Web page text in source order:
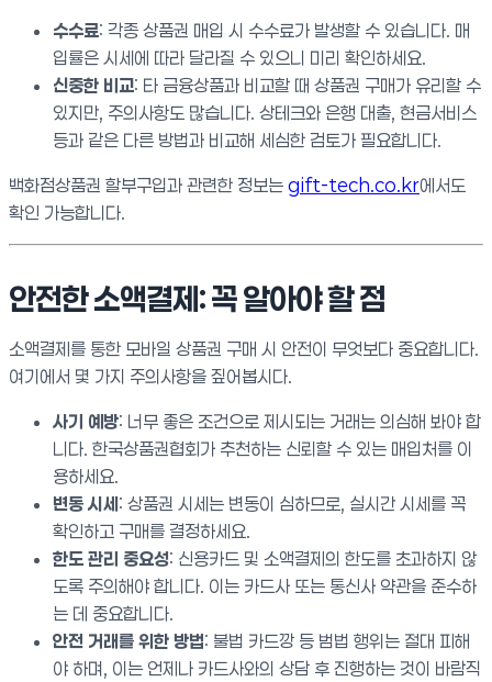
수수료: 각종 상품권 매입 시 수수료가 발생할 수 있습니다. 매
입률은 시세에 따라 달라질 수 있으니 미리 확인하세요.
신중한 비교: 타 금융상품과 비교할 때 상품권 구매가 유리할 수
있지만, 주의사항도 많습니다. 상테크와 은행 대출, 현금서비스
등과 같은 다른 방법과 비교해 세심한 검토가 필요합니다.
백화점상품권 할부구입과 관련한 정보는 gift-tech.co.kr에서도
확인 가능합니다.
안전한 소액결제: 꼭 알아야 할 점
소액결제를 통한 모바일 상품권 구매 시 안전이 무엇보다 중요합니다.
여기에서 몇 가지 주의사항을 짚어봅시다.
사기 예방: 너무 좋은 조건으로 제시되는 거래는 의심해 봐야 합
니다. 한국상품권협회가 추천하는 신뢰할 수 있는 매입처를 이
용하세요.
변동 시세: 상품권 시세는 변동이 심하므로, 실시간 시세를 꼭
확인하고 구매를 결정하세요.
한도 관리 중요성: 신용카드 및 소액결제의 한도를 초과하지 않
도록 주의해야 합니다. 이는 카드사 또는 통신사 약관을 준수하
는 데 중요합니다.
안전 거래를 위한 방법: 불법 카드깡 등 범법 행위는 절대 피해
야 하며, 이는 언제나 카드사와의 상담 후 진행하는 것이 바람직